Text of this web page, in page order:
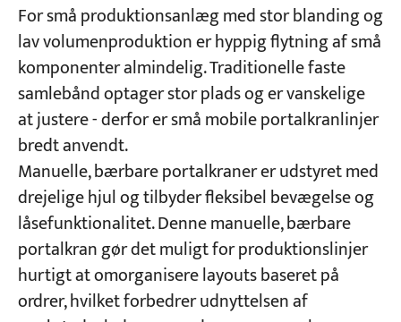
For små produktionsanlæg med stor blanding og
lav volumenproduktion er hyppig flytning af små
komponenter almindelig. Traditionelle faste
samlebånd optager stor plads og er vanskelige
at justere - derfor er små mobile portalkranlinjer
bredt anvendt.
Manuelle, bærbare portalkraner er udstyret med
drejelige hjul og tilbyder fleksibel bevægelse og
låsefunktionalitet. Denne manuelle, bærbare
portalkran gør det muligt for produktionslinjer
hurtigt at omorganisere layouts baseret på
ordrer, hvilket forbedrer udnyttelsen af